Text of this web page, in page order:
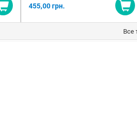
Купити
455,00 грн.
Все